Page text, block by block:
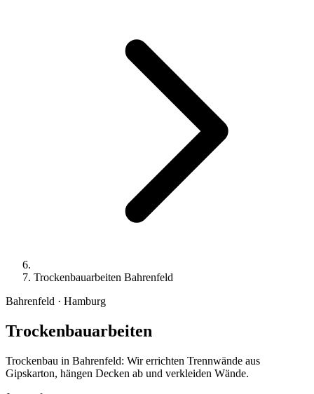
Trockenbauarbeiten Bahrenfeld
Bahrenfeld · Hamburg
Trockenbauarbeiten
Trockenbau in Bahrenfeld: Wir errichten Trennwände aus
Gipskarton, hängen Decken ab und verkleiden Wände.